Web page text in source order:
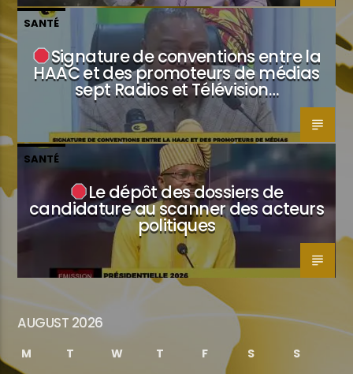
SANTÉ
Signature de conventions entre la
HAAC et des promoteurs de médias
sept Radios et Télévision…
SANTÉ
Le dépôt des dossiers de
candidature au scanner des acteurs
politiques
AUGUST 2026
M T W T F S S